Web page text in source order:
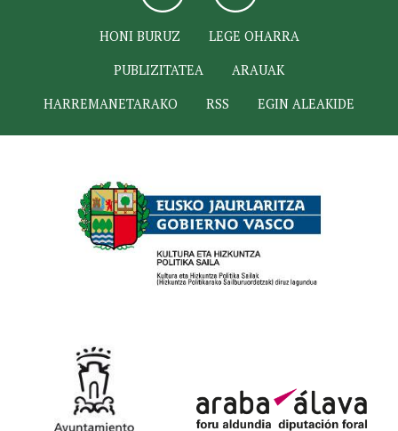
HONI BURUZ
LEGE OHARRA
PUBLIZITATEA
ARAUAK
HARREMANETARAKO
RSS EGIN ALEAKIDE